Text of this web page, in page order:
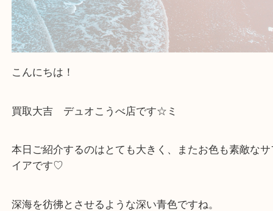
そんなときはお気軽に上記フォームより出張買取を
さい。
う一点一点、丁寧に査定させていただきます！
Facebook
Twitter
Line
サファイア ダイヤモンド プラチナ リング